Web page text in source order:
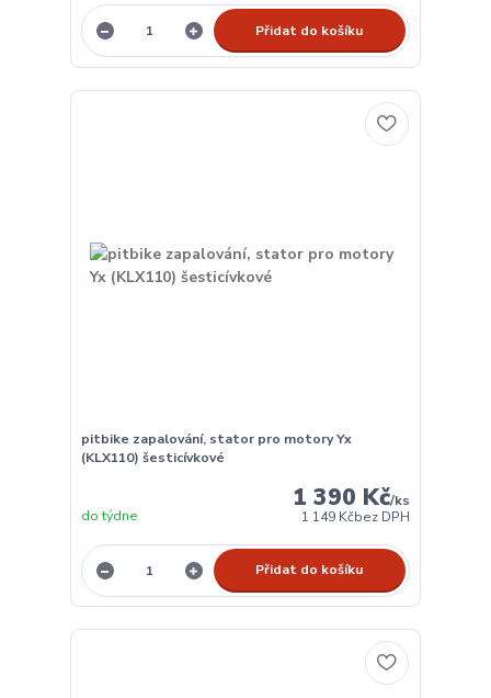
Přidat do košíku
pitbike zapalování, stator pro motory Yx
(KLX110) šesticívkové
1 390 Kč/ks
1 149 Kčbez DPH
do týdne
Přidat do košíku